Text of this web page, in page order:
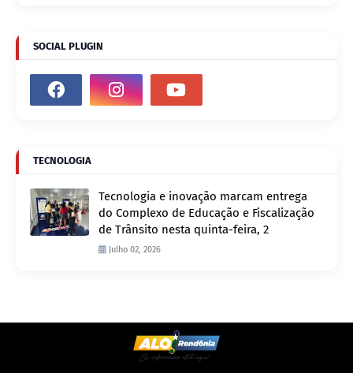
SOCIAL PLUGIN
TECNOLOGIA
Tecnologia e inovação marcam entrega
do Complexo de Educação e Fiscalização
de Trânsito nesta quinta-feira, 2
Julho 02, 2026